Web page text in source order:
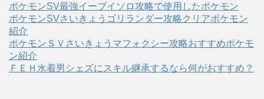
ポケモンSV最強イーブイソロ攻略で使用したポケモン
ポケモンSVさいきょうゴリランダー攻略クリアポケモン
紹介
ポケモンＳＶさいきょうマフォクシー攻略おすすめポケモ
ン紹介
ＦＥＨ水着男シェズにスキル継承するなら何がおすすめ？